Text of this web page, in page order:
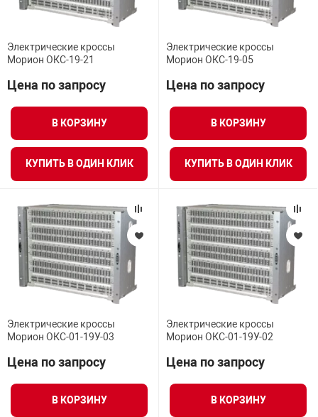
средства охраны
ключи
сигнализации
безопасность
оборудование
Электрические кроссы
Морион ОКС-19-21
Цена по запросу
В КОРЗИНУ
КУПИТЬ В ОДИН КЛИК
Электрические кроссы
Морион ОКС-19-05
Цена по запросу
В КОРЗИНУ
КУПИТЬ В ОДИН КЛИК
Электрические кроссы
Морион ОКС-01-19У-03
Цена по запросу
В КОРЗИНУ
Электрические кроссы
Морион ОКС-01-19У-02
Цена по запросу
В КОРЗИНУ